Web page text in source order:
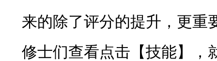
来的除了评分的提升，更重
修士们查看点击【技能】，